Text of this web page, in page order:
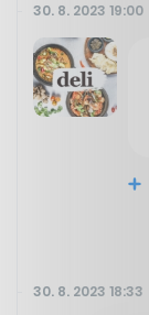
30. 8. 2023 19:00
30. 8. 2023 18:33